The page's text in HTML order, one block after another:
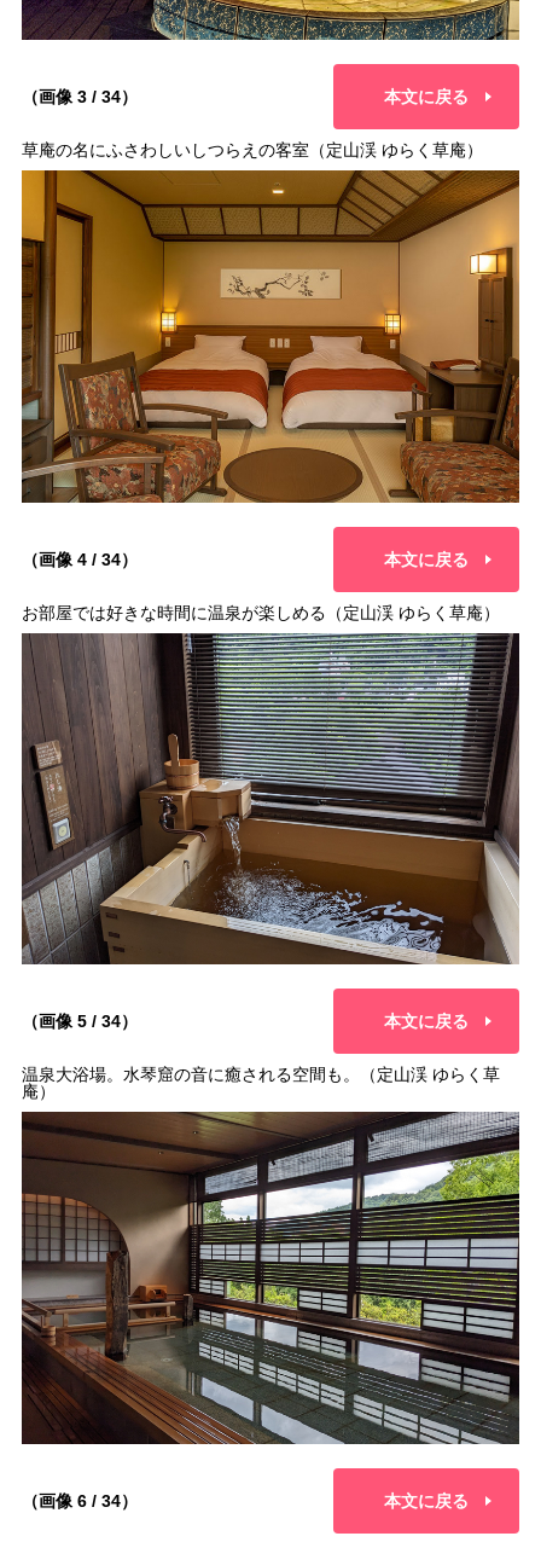
（画像 3 / 34） 本文に戻る
草庵の名にふさわしいしつらえの客室（定山渓 ゆらく草庵）
（画像 4 / 34） 本文に戻る
お部屋では好きな時間に温泉が楽しめる（定山渓 ゆらく草庵）
（画像 5 / 34） 本文に戻る
温泉大浴場。水琴窟の音に癒される空間も。（定山渓 ゆらく草
庵）
（画像 6 / 34） 本文に戻る